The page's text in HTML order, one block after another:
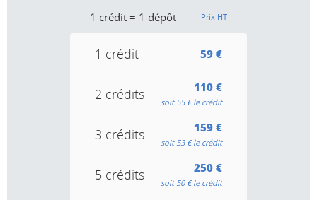
1 crédit = 1 dépôt Prix HT
1 crédit 59 €
2 crédits 110 €
soit 55 € le crédit
3 crédits 159 €
soit 53 € le crédit
5 crédits 250 €
soit 50 € le crédit